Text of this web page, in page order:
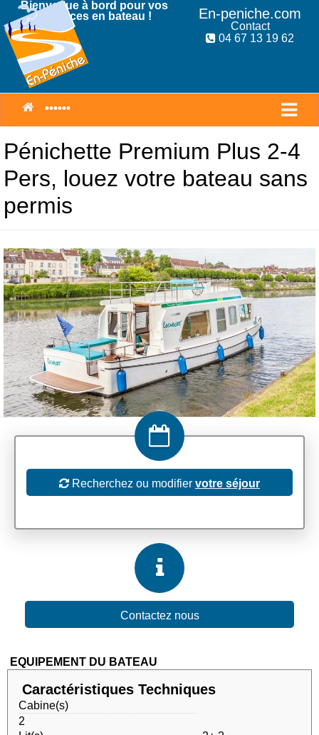
En-peniche.com
Contact
04 67 13 19 62
Bienvenue à bord pour vos
Vacances en bateau !
Pénichette Premium Plus 2-4
Pers, louez votre bateau sans
permis
Recherchez ou modifier votre séjour
Contactez nous
EQUIPEMENT DU BATEAU
Caractéristiques Techniques
Cabine(s)
2